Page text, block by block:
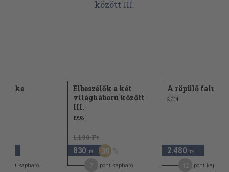
lelke
pont kapható
Elbeszélők a két
világháború között
III.
1998
1.190 Ft
830 ,-Ft 30
pont kapható
A röpülő falu
2014
2.480 ,-Ft
pont kapható